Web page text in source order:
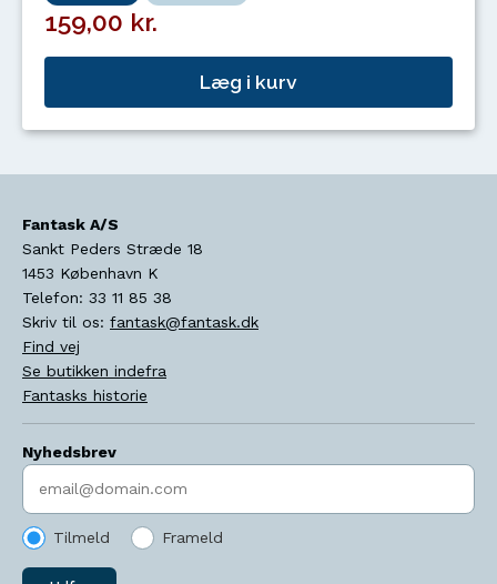
159,00 kr.
Læg i kurv
Fantask A/S
Sankt Peders Stræde 18
1453 København K
Telefon: 33 11 85 38
Skriv til os: fantask@fantask.dk
Find vej
Se butikken indefra
Fantasks historie
Nyhedsbrev
Indtast søgeord
Tilmeld Frameld